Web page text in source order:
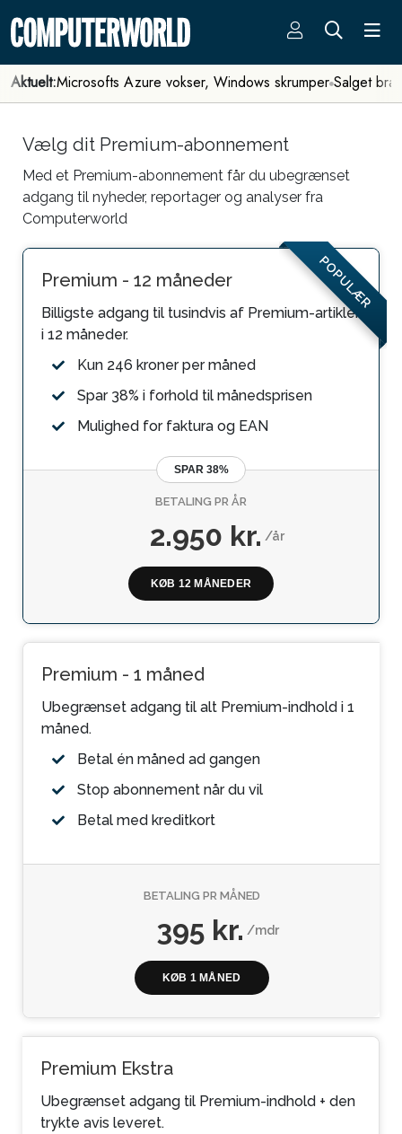
Aktuelt:Microsofts Azure vokser, Windows skrumper Salget
Vælg dit Premium-abonnement
Med et Premium-abonnement får du ubegrænset
adgang til nyheder, reportager og analyser fra
Computerworld
Premium - 1 måned
Ubegrænset adgang til alt Premium-indhold i 1
måned.
Betal én måned ad gangen
Stop abonnement når du vil
Betal med kreditkort
BETALING PR MÅNED
395 kr./mdr
KØB 1 MÅNED
POPULÆR
Premium - 12 måneder
Billigste adgang til tusindvis af Premium-artikler
i 12 måneder.
Kun 246 kroner per måned
Spar 38% i forhold til månedsprisen
Mulighed for faktura og EAN
SPAR 38%
BETALING PR ÅR
2.950 kr./år
KØB 12 MÅNEDER
Premium Ekstra
Ubegrænset adgang til Premium-indhold + den
trykte avis leveret.